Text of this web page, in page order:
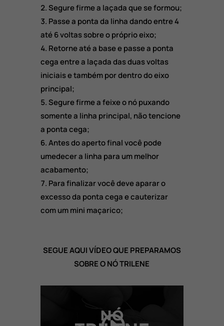
Segure firme a laçada que se formou;
Passe a ponta da linha dando entre 4
até 6 voltas sobre o próprio eixo;
Retorne até a base e passe a ponta
cega entre a laçada das duas voltas
iniciais e também por dentro do eixo
principal;
Segure firme a feixe o nó puxando
somente a linha principal, não tencione
a ponta cega;
Antes do aperto final você pode
umedecer a linha para um melhor
acabamento;
Para finalizar você deve aparar o
excesso da ponta cega e cauterizar
com um mini maçarico;
SEGUE AQUI VÍDEO QUE PREPARAMOS
SOBRE O NÓ TRILENE